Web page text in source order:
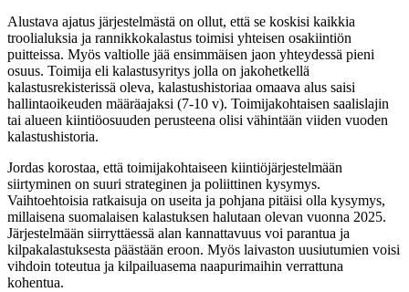
Alustava ajatus järjestelmästä on ollut, että se koskisi kaikkia
troolialuksia ja rannikkokalastus toimisi yhteisen osakiintiön
puitteissa. Myös valtiolle jää ensimmäisen jaon yhteydessä pieni
osuus. Toimija eli kalastusyritys jolla on jakohetkellä
kalastusrekisterissä oleva, kalastushistoriaa omaava alus saisi
hallintaoikeuden määräajaksi (7-10 v). Toimijakohtaisen saalislajin
tai alueen kiintiöosuuden perusteena olisi vähintään viiden vuoden
kalastushistoria.
Jordas korostaa, että toimijakohtaiseen kiintiöjärjestelmään
siirtyminen on suuri strateginen ja poliittinen kysymys.
Vaihtoehtoisia ratkaisuja on useita ja pohjana pitäisi olla kysymys,
millaisena suomalaisen kalastuksen halutaan olevan vuonna 2025.
Järjestelmään siirryttäessä alan kannattavuus voi parantua ja
kilpakalastuksesta päästään eroon. Myös laivaston uusiutumien voisi
vihdoin toteutua ja kilpailuasema naapurimaihin verrattuna
kohentua.